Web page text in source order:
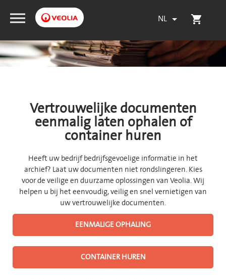
shopping_cart
NL 
Vertrouwelijke documenten
eenmalig laten ophalen of
container huren
Heeft uw bedrijf bedrijfsgevoelige informatie in het
archief? Laat uw documenten niet rondslingeren. Kies
voor de veilige en duurzame oplossingen van Veolia. Wij
helpen u bij het eenvoudig, veilig en snel vernietigen van
uw vertrouwelijke documenten.
EENMALIGE OPHALING
CONTAINER HUREN